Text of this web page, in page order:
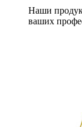
Наши
ваших